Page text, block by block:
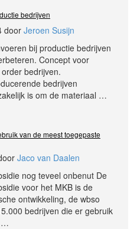
bedrijven
door Jeroen Susijn
bij productie bedrijven
Concept voor
bedrijven.
bedrijven
is om de materiaal …
van de meest toegepaste
Jaco van Daalen
nog teveel onbenut De
voor het MKB is de
ontwikkeling, de wbso
bedrijven die er gebruik
…